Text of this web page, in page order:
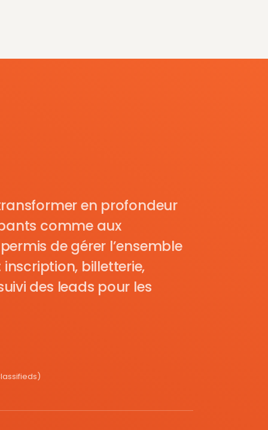
en profondeur
comme aux
de gérer l’ensemble
billetterie,
des leads pour les